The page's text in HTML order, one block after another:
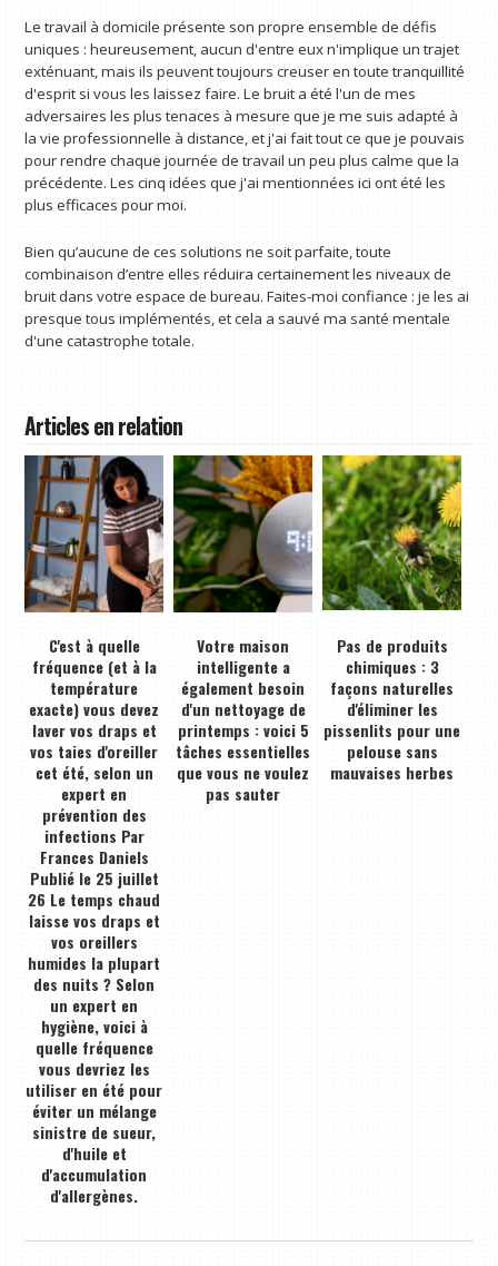
Le travail à domicile présente son propre ensemble de défis
uniques : heureusement, aucun d'entre eux n'implique un trajet
exténuant, mais ils peuvent toujours creuser en toute tranquillité
d'esprit si vous les laissez faire. Le bruit a été l'un de mes
adversaires les plus tenaces à mesure que je me suis adapté à
la vie professionnelle à distance, et j'ai fait tout ce que je pouvais
pour rendre chaque journée de travail un peu plus calme que la
précédente. Les cinq idées que j'ai mentionnées ici ont été les
plus efficaces pour moi.
Bien qu’aucune de ces solutions ne soit parfaite, toute
combinaison d’entre elles réduira certainement les niveaux de
bruit dans votre espace de bureau. Faites-moi confiance : je les ai
presque tous implémentés, et cela a sauvé ma santé mentale
d'une catastrophe totale.
Articles en relation
C'est à quelle
fréquence (et à la
température
exacte) vous devez
laver vos draps et
vos taies d'oreiller
cet été, selon un
expert en
prévention des
infections Par
Frances Daniels
Publié le 25 juillet
26 Le temps chaud
laisse vos draps et
vos oreillers
humides la plupart
des nuits ? Selon
un expert en
hygiène, voici à
quelle fréquence
vous devriez les
utiliser en été pour
éviter un mélange
sinistre de sueur,
d'huile et
d'accumulation
d'allergènes.
Votre maison
intelligente a
également besoin
d'un nettoyage de
printemps : voici 5
tâches essentielles
que vous ne voulez
pas sauter
Pas de produits
chimiques : 3
façons naturelles
d'éliminer les
pissenlits pour une
pelouse sans
mauvaises herbes